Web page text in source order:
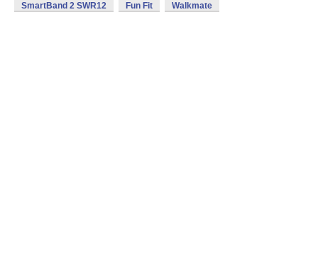
SmartBand 2 SWR12 Fun Fit Walkmate